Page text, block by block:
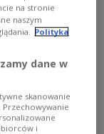
do
debaty, która
autorki i
debiutach, a
wpływ na
literatura
KSIĄŻKA
na stronie
naszym
Polityka
dane w
skanowanie
i